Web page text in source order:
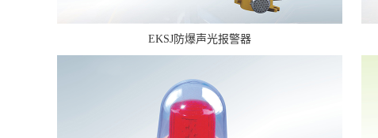
EKSJ防爆声光报警器